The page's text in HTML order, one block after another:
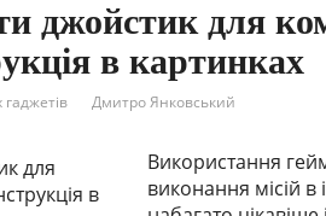
джойстик для
в картинках
Дмитро Янковський
Використання
виконання місій в